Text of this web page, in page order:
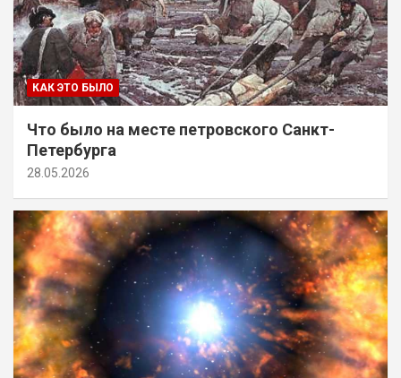
КАК ЭТО БЫЛО
Что было на месте петровского Санкт-
Петербурга
28.05.2026